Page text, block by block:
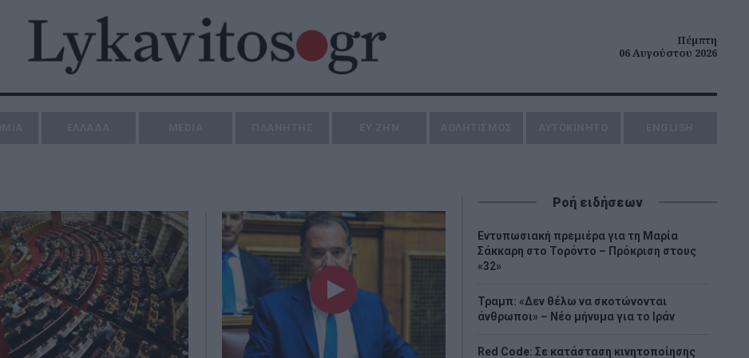
Πέμπτη
06 Αυγούστου 2026
Ροή ειδήσεων
Εντυπωσιακή πρεμιέρα για τη Μαρία
Σάκκαρη στο Τορόντο – Πρόκριση στους
«32»
Τραμπ: «Δεν θέλω να σκοτώνονται
άνθρωποι» – Νέο μήνυμα για το Ιράν
Red Code: Σε κατάσταση κινητοποίησης